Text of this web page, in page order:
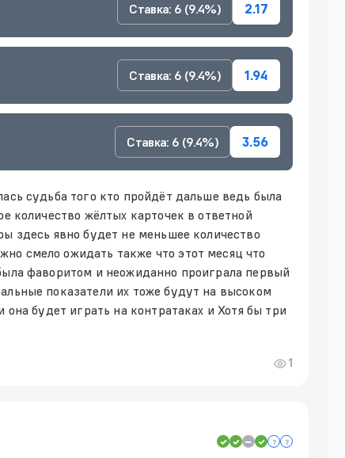
Ставка: 6 (9.4%) 2.17
Ставка: 6 (9.4%) 1.94
Ставка: 6 (9.4%) 3.56
судьба того кто пройдёт дальше ведь была
количество жёлтых карточек в ответной
здесь явно будет не меньшее количество
смело ожидать также что этот месяц что
фаворитом и неожиданно проиграла первый
показатели их тоже будут на высоком
будет играть на контратаках и Хотя бы три
1